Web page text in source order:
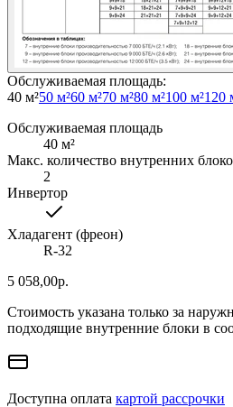
Обслуживаемая площадь:
40 м²50 м²60 м²70 м²80 м²100 м²120
Обслуживаемая площадь
40 м²
Макс. количество внутренних
2
Инвертор
Хладагент (фреон)
R-32
5 058,00р.
Стоимость указана только за
подходящие внутренние блоки в
Доступна оплата картой рассрочки